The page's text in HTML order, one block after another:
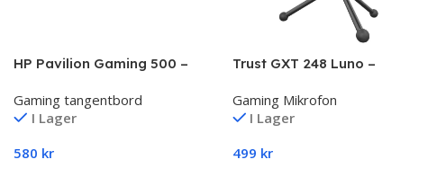
HP Pavilion Gaming 500 –
Gaming tangentbord
I Lager
580 kr
Trust GXT 248 Luno –
Gaming Mikrofon
I Lager
499 kr